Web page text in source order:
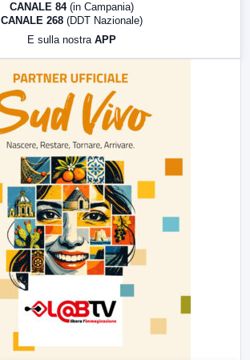
CANALE 84 (in Campania)
CANALE 268 (DDT Nazionale)
E sulla nostra APP